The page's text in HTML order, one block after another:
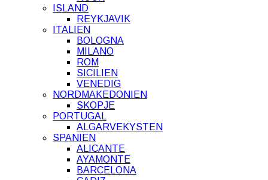
ISLAND
REYKJAVIK
ITALIEN
BOLOGNA
MILANO
ROM
SICILIEN
VENEDIG
NORDMAKEDONIEN
SKOPJE
PORTUGAL
ALGARVEKYSTEN
SPANIEN
ALICANTE
AYAMONTE
BARCELONA